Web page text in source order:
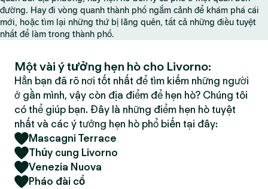
đường. Hay đi vòng quanh thành phố ngắm cảnh để khám phá cái
mới, hoặc tìm lại những thứ bị lãng quên, tất cả những điều tuyệt
nhất để làm trong thành phố.
Một vài ý tưởng hẹn hò cho Livorno:
Hẳn bạn đã rõ nơi tốt nhất để tìm kiếm những người
ở gần mình, vậy còn địa điểm để hẹn hò? Chúng tôi
có thể giúp bạn. Đây là những điểm hẹn hò tuyệt
nhất và các ý tưởng hẹn hò phổ biến tại đây:
Mascagni Terrace
Thủy cung Livorno
Venezia Nuova
Pháo đài cổ